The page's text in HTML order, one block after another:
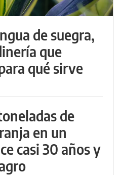
de suegra,
que
qué sirve
de
en un
casi 30 años y